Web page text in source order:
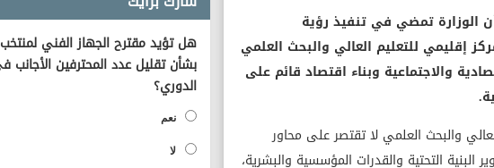
هل تؤيد مقترح الجهاز الفني
بشأن تقليل عدد المحترفين الأجانب
الدوري؟
نعم
لا
أن الوزارة تمضي في تنفيذ رؤية
إقليمي للتعليم العالي والبحث العلمي
والاجتماعية وبناء اقتصاد قائم على
والبحث العلمي لا تقتصر على محاور
البنية التحتية والقدرات المؤسسية والبشرية،